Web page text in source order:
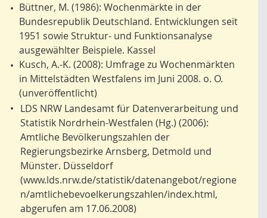
• Büttner, M. (1986): Wochenmärkte in der
Bundesrepublik Deutschland. Entwicklungen seit
1951 sowie Struktur- und Funktionsanalyse
ausgewählter Beispiele. Kassel
• Kusch, A.-K. (2008): Umfrage zu Wochenmärkten
in Mittelstädten Westfalens im Juni 2008. o. O.
(unveröffentlicht)
• LDS NRW Landesamt für Datenverarbeitung und
Statistik Nordrhein-Westfalen (Hg.) (2006):
Amtliche Bevölkerungszahlen der
Regierungsbezirke Arnsberg, Detmold und
Münster. Düsseldorf
(www.lds.nrw.de/statistik/datenangebot/regione
n/amtlichebevoelkerungszahlen/index.html,
abgerufen am 17.06.2008)